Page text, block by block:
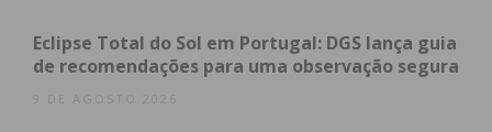
acompanhado de perto o crescimento e a evolução
da atleta ao longo dos últimos anos.
Eclipse Total do Sol em Portugal: DGS lança guia
de recomendações para uma observação segura
9 DE AGOSTO 2026